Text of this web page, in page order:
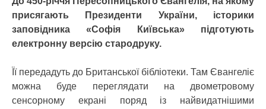
присягають Президенти України, історики
заповідника «Софія Київська» підготують
електронну версію стародруку.
Її передадуть до Британської бібліотеки. Там Євангеліє
можна буде переглядати на двометровому
сенсорному екрані поряд із найвидатнішими